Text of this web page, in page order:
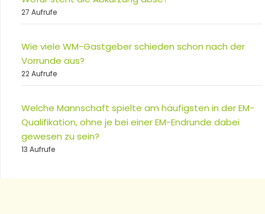
27 Aufrufe
Wie viele WM-Gastgeber schieden schon nach der
Vorrunde aus?
22 Aufrufe
Welche Mannschaft spielte am häufigsten in der EM-
Qualifikation, ohne je bei einer EM-Endrunde dabei
gewesen zu sein?
13 Aufrufe